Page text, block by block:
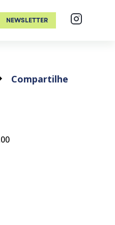
NEWSLETTER
Compartilhe